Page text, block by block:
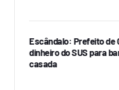
Escândalo: Prefeito de
dinheiro do SUS para
casada